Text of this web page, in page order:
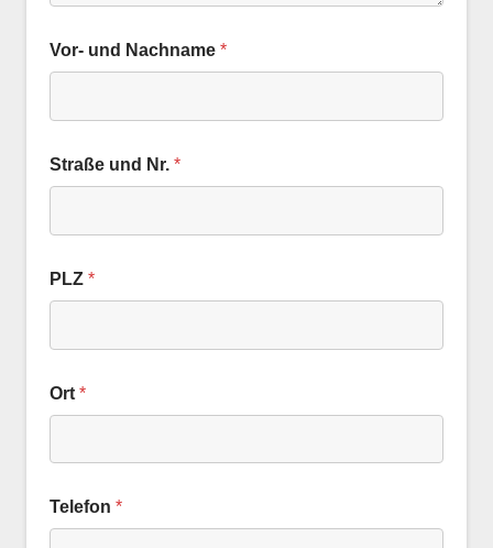
Vor- und Nachname *
Straße und Nr. *
PLZ *
Ort *
Telefon *